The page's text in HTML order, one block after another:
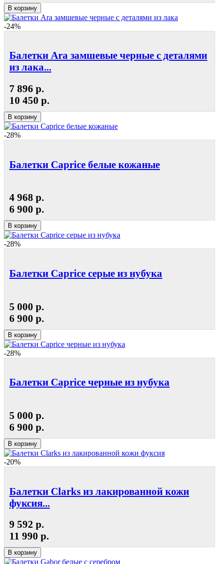
В корзину
-24%
Балетки Ara замшевые черные с деталями
из лака...
7 896 р.
10 450 р.
В корзину
-28%
Балетки Caprice белые кожаные
4 968 р.
6 900 р.
В корзину
-28%
Балетки Caprice серые из нубука
5 000 р.
6 900 р.
В корзину
-28%
Балетки Caprice черные из нубука
5 000 р.
6 900 р.
В корзину
-20%
Балетки Clarks из лакированной кожи
фуксия...
9 592 р.
11 990 р.
В корзину